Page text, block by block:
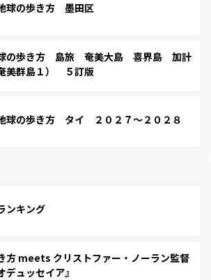
球の歩き方 墨田区
の歩き方 島旅 奄美大島 喜界島 加計
美群島１） ５訂版
球の歩き方 タイ ２０２７～２０２８
ンキング
方 meets クリストファー・ノーラン監督
デュッセイア』